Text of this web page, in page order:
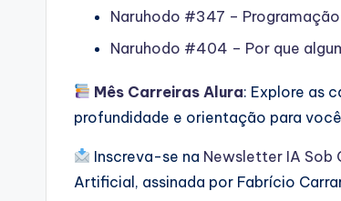
Naruhodo #347 –
Naruhodo #404 – Por que
Mês Carreiras Alura: Explore as
profundidade e orientação para
Inscreva-se na ⁠⁠Newsletter IA Sob
Artificial, assinada por Fabrício